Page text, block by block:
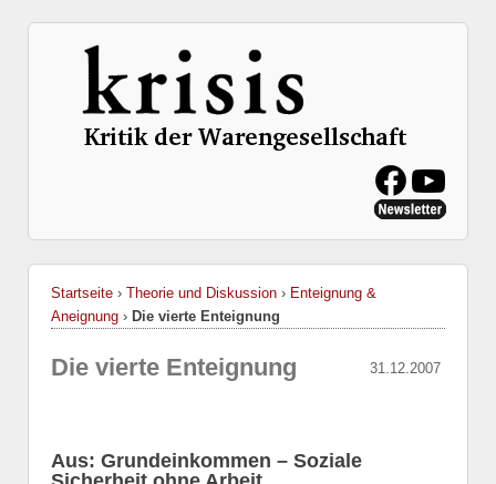
Startseite › Theorie und Diskussion › Enteignung &
Aneignung › Die vierte Enteignung
31.12.2007
Die vierte Enteignung
Aus: Grundeinkommen – Soziale